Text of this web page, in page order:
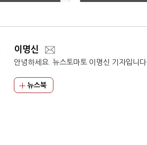
성 사장 배출
이명신
안녕하세요. 뉴스토마토 이명신 기자입니다.
뉴스북